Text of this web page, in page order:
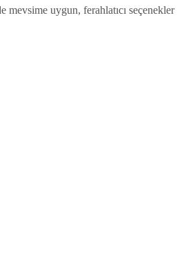
mevsime uygun, ferahlatıcı seçenekler